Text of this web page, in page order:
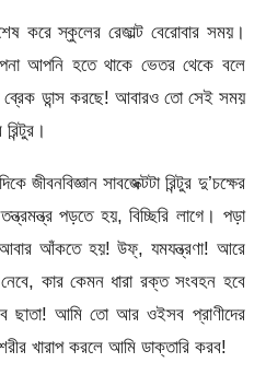
করে স্কুলের রেজাল্ট বেরোবার সময়।
আপনি হতে থাকে ভেতর থেকে বলে
ব্রেক ডান্স করছে! আবারও তো সেই সময়
জীবনবিজ্ঞান সাবজেক্টটা রিন্টুর দু’চক্ষের
পড়তে হয়, বিচ্ছিরি লাগে। পড়া
আবার আঁকতে হয়! উফ্, যমযন্ত্রণা! আরে
কার কেমন ধারা রক্ত সংবহন হবে
ছাতা! আমি তো আর ওইসব প্রাণীদের
খারাপ করলে আমি ডাক্তারি করব!